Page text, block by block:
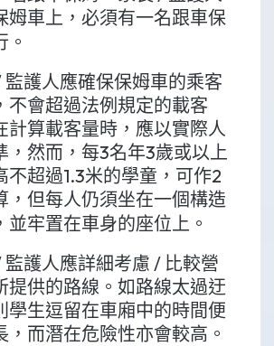
姆車上，必須有一名跟車保
。
監護人應確保保姆車的乘客
不會超過法例規定的載客
計算載客量時，應以實際人
，然而，每3名年3歲或以上
不超過1.3米的學童，可作2
，但每人仍須坐在一個構造
並牢置在車身的座位上。
監護人應詳細考慮 / 比較營
提供的路線。如路線太過迂
學生逗留在車廂中的時間便
，而潛在危險性亦會較高。